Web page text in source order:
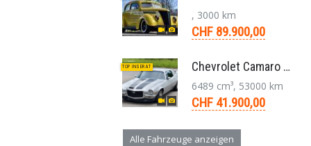
, 3000 km
CHF 89.900,00
TOP INSERAT Chevrolet Camaro SS 396 LS3 Coupe Aut. 1971
6489 cm³, 53000 km
CHF 41.900,00
Alle Fahrzeuge anzeigen